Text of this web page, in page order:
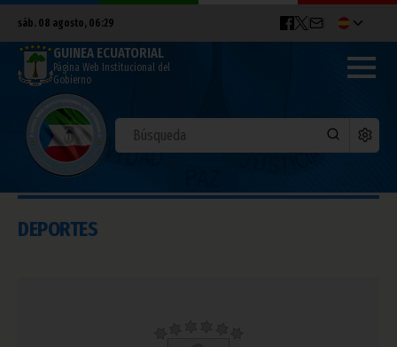
sáb. 08 agosto, 06:29
GUINEA ECUATORIAL
Página Web Institucional del
Gobierno
DEPORTES